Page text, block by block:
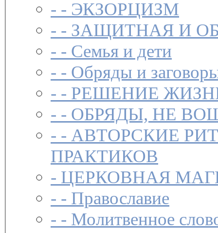
- - ЭКЗОРЦИЗМ
- - ЗАЩИТНАЯ И
- - Семья и дети
- - Обряды и
- - РЕШЕНИЕ
- - ОБРЯДЫ, НЕ
- - АВТОРСКИЕ
ПРАКТИКОВ
- ЦЕРКОВНАЯ
- - Православие
- - Молитвенное